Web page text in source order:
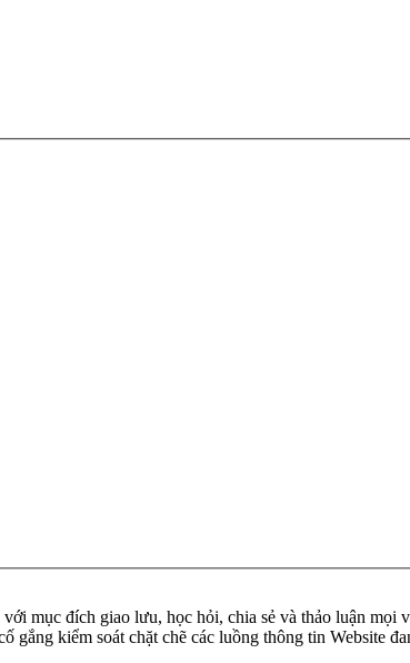
mục đích giao lưu, học hỏi, chia sẻ và thảo luận mọi
kiểm soát chặt chẽ các luồng thông tin Website